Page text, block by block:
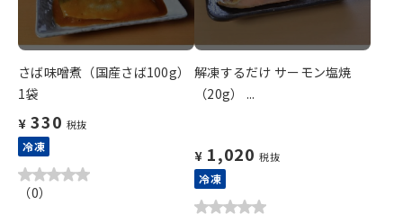
さば味噌煮（国産さば100g）
1袋
¥ 330 税抜
冷凍
（0）
解凍するだけ サーモン塩焼
（20g） ...
¥ 1,020 税抜
冷凍